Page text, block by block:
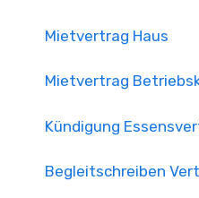
Mietvertrag Haus
Mietvertrag
Kündigung
Begleitschreiben